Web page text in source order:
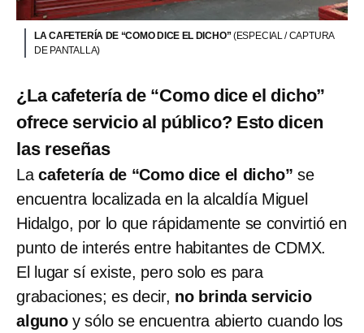
LA CAFETERÍA DE “COMO DICE EL DICHO”(ESPECIAL / CAPTURA
DE PANTALLA)
¿La cafetería de “Como dice el dicho”
ofrece servicio al público? Esto dicen
las reseñas
La cafetería de “Como dice el dicho” se
encuentra localizada en la alcaldía Miguel
Hidalgo, por lo que rápidamente se convirtió en
punto de interés entre habitantes de CDMX.
El lugar sí existe, pero solo es para
grabaciones; es decir, no brinda servicio
algunoy sólo se encuentra abierto cuando los